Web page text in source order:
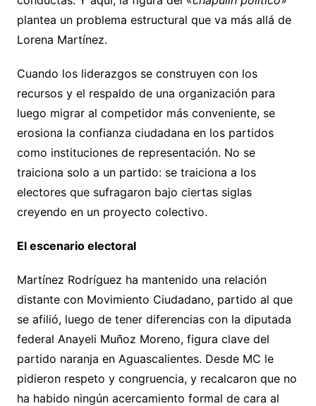
plantea un problema estructural que va más allá de
Lorena Martínez.
Cuando los liderazgos se construyen con los
recursos y el respaldo de una organización para
luego migrar al competidor más conveniente, se
erosiona la confianza ciudadana en los partidos
como instituciones de representación. No se
traiciona solo a un partido: se traiciona a los
electores que sufragaron bajo ciertas siglas
creyendo en un proyecto colectivo.
El escenario electoral
Martínez Rodríguez ha mantenido una relación
distante con Movimiento Ciudadano, partido al que
se afilió, luego de tener diferencias con la diputada
federal Anayeli Muñoz Moreno, figura clave del
partido naranja en Aguascalientes. Desde MC le
pidieron respeto y congruencia, y recalcaron que no
ha habido ningún acercamiento formal de cara al